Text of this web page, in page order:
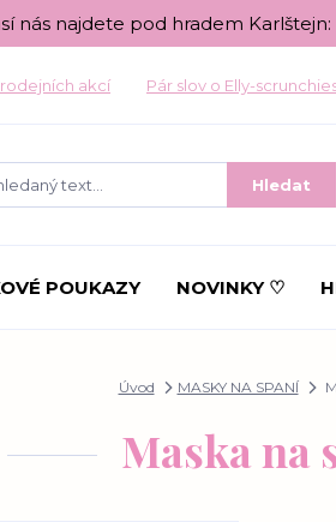
nás najdete pod hradem
akcí Pár slov o Elly-
Hledat
POUKAZY NOVINKY ♡
Úvod MASKY NA SPANÍ
Maska na